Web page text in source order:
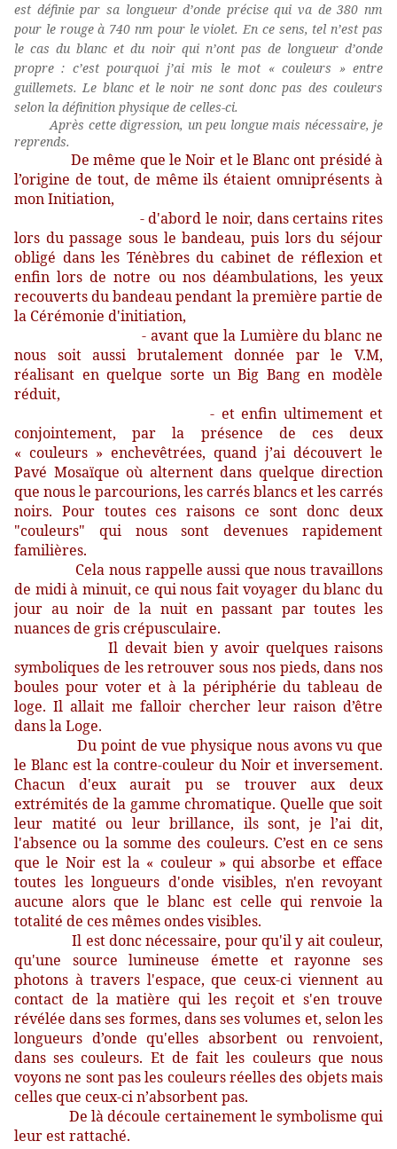
est définie par sa longueur d’onde précise qui va de 380 nm
pour le rouge à 740 nm pour le violet. En ce sens, tel n’est pas
le cas du blanc et du noir qui n’ont pas de longueur d’onde
propre : c’est pourquoi j’ai mis le mot « couleurs » entre
guillemets. Le blanc et le noir ne sont donc pas des couleurs
selon la définition physique de celles-ci.
Après cette digression, un peu longue mais nécessaire, je
reprends.
De même que le Noir et le Blanc ont présidé à
l’origine de tout, de même ils étaient omniprésents à
mon Initiation,
- d'abord le noir, dans certains rites
lors du passage sous le bandeau, puis lors du séjour
obligé dans les Ténèbres du cabinet de réflexion et
enfin lors de notre ou nos déambulations, les yeux
recouverts du bandeau pendant la première partie de
la Cérémonie d'initiation,
- avant que la Lumière du blanc ne
nous soit aussi brutalement donnée par le V.M,
réalisant en quelque sorte un Big Bang en modèle
réduit,
- et enfin ultimement et
conjointement, par la présence de ces deux
« couleurs » enchevêtrées, quand j’ai découvert le
Pavé Mosaïque où alternent dans quelque direction
que nous le parcourions, les carrés blancs et les carrés
noirs. Pour toutes ces raisons ce sont donc deux
"couleurs" qui nous sont devenues rapidement
familières.
Cela nous rappelle aussi que nous travaillons
de midi à minuit, ce qui nous fait voyager du blanc du
jour au noir de la nuit en passant par toutes les
nuances de gris crépusculaire.
Il devait bien y avoir quelques raisons
symboliques de les retrouver sous nos pieds, dans nos
boules pour voter et à la périphérie du tableau de
loge. Il allait me falloir chercher leur raison d’être
dans la Loge.
Du point de vue physique nous avons vu que
le Blanc est la contre-couleur du Noir et inversement.
Chacun d'eux aurait pu se trouver aux deux
extrémités de la gamme chromatique. Quelle que soit
leur matité ou leur brillance, ils sont, je l’ai dit,
l'absence ou la somme des couleurs. C’est en ce sens
que le Noir est la « couleur » qui absorbe et efface
toutes les longueurs d'onde visibles, n'en revoyant
aucune alors que le blanc est celle qui renvoie la
totalité de ces mêmes ondes visibles.
Il est donc nécessaire, pour qu'il y ait couleur,
qu'une source lumineuse émette et rayonne ses
photons à travers l'espace, que ceux-ci viennent au
contact de la matière qui les reçoit et s'en trouve
révélée dans ses formes, dans ses volumes et, selon les
longueurs d’onde qu'elles absorbent ou renvoient,
dans ses couleurs. Et de fait les couleurs que nous
voyons ne sont pas les couleurs réelles des objets mais
celles que ceux-ci n’absorbent pas.
De là découle certainement le symbolisme qui
leur est rattaché.